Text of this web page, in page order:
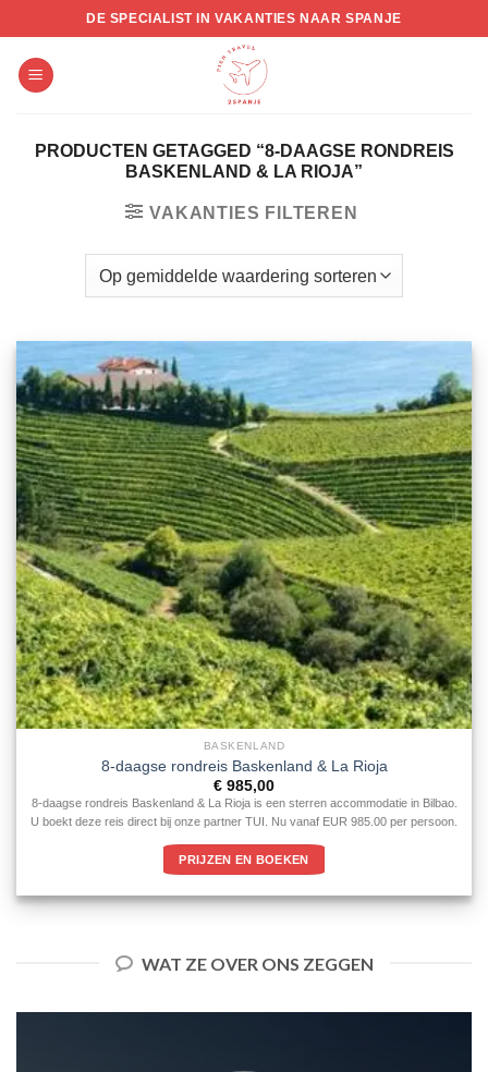
to
content
DE SPECIALIST IN VAKANTIES NAAR SPANJE
PRODUCTEN GETAGGED “8-DAAGSE RONDREIS
BASKENLAND & LA RIOJA”
VAKANTIES FILTEREN
BASKENLAND
8-daagse rondreis Baskenland & La Rioja
€ 985,00
8-daagse rondreis Baskenland & La Rioja is een sterren accommodatie in Bilbao.
U boekt deze reis direct bij onze partner TUI. Nu vanaf EUR 985.00 per persoon.
PRIJZEN EN BOEKEN
WAT ZE OVER ONS ZEGGEN